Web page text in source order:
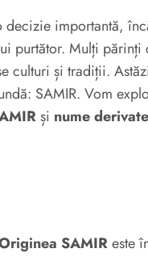
importantă,
purtător. Mulți
culturi și tradiții.
SAMIR. Vom
și nume
SAMIReste